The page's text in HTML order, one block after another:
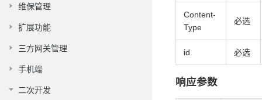
维保管理
扩展功能
三方网关管理
手机端
二次开发
Content-
Type
必选
id 必选
响应参数